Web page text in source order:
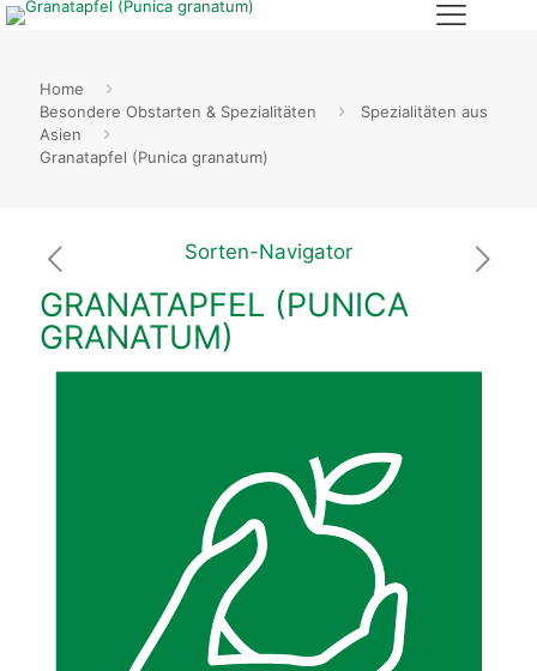
Home
Besondere Obstarten & Spezialitäten
Spezialitäten aus
Asien
Granatapfel (Punica granatum)
Sorten-Navigator
GRANATAPFEL (PUNICA
GRANATUM)